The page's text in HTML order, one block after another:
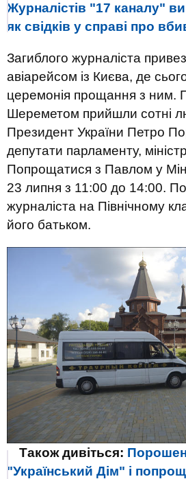
Журналістів "17 каналу"
як свідків у справі про
Загиблого журналіста
авіарейсом із Києва, де
церемонія прощання з ним.
Шереметом прийшли сотні
Президент України Петро
депутати парламенту,
Попрощатися з Павлом у
23 липня з 11:00 до 14:00.
журналіста на Північному
його батьком.
Також дивіться:
"Український Дім" і